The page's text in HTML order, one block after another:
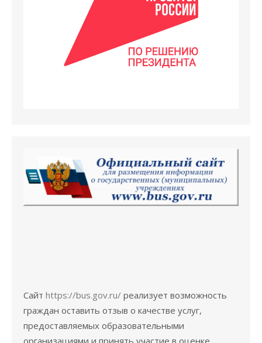
Сайт https://bus.gov.ru/ реализует возможность
граждан оставить отзыв о качестве услуг,
предоставляемых образовательными
организациями и принять участие в оценке